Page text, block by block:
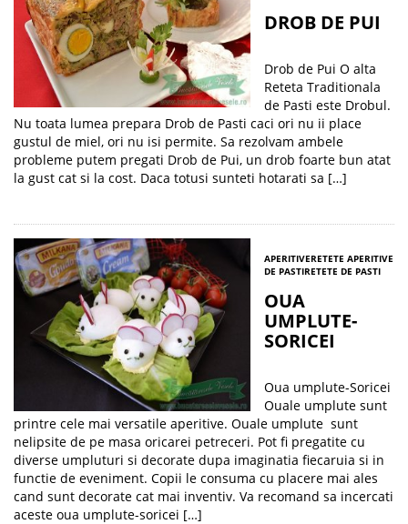
DROB DE PUI
Drob de Pui O alta
Reteta Traditionala
de Pasti este Drobul.
Nu toata lumea prepara Drob de Pasti caci ori nu ii place
gustul de miel, ori nu isi permite. Sa rezolvam ambele
probleme putem pregati Drob de Pui, un drob foarte bun atat
la gust cat si la cost. Daca totusi sunteti hotarati sa […]
APERITIVERETETE APERITIVE
DE PASTIRETETE DE PASTI
OUA
UMPLUTE-
SORICEI
Oua umplute-Soricei
Ouale umplute sunt
printre cele mai versatile aperitive. Ouale umplute sunt
nelipsite de pe masa oricarei petreceri. Pot fi pregatite cu
diverse umpluturi si decorate dupa imaginatia fiecaruia si in
functie de eveniment. Copii le consuma cu placere mai ales
cand sunt decorate cat mai inventiv. Va recomand sa incercati
aceste oua umplute-soricei […]